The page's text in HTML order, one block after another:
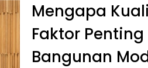
Mengapa
Faktor
Bangunan